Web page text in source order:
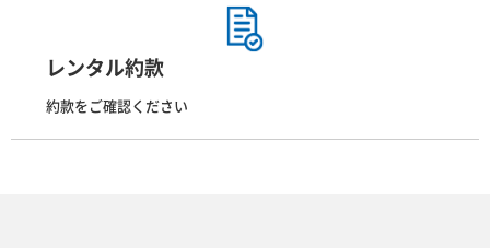
レンタル約款
約款をご確認ください